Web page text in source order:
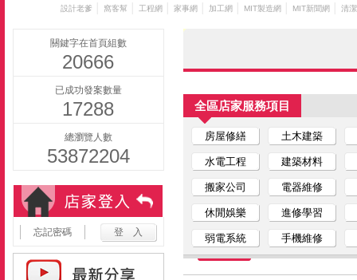
設計老爹 窩客幫 工程網 家事網 加工網 MIT製造網 MIT新聞網 清
關鍵字在首頁組數
20666
已成功發案數量
17288
總瀏覽人數
53872204
忘記密碼
全區店家服務項目
房屋修繕 土木建築
水電工程 建築材料
搬家公司 電器維修
休閒娛樂 進修學習
弱電系統 手機維修